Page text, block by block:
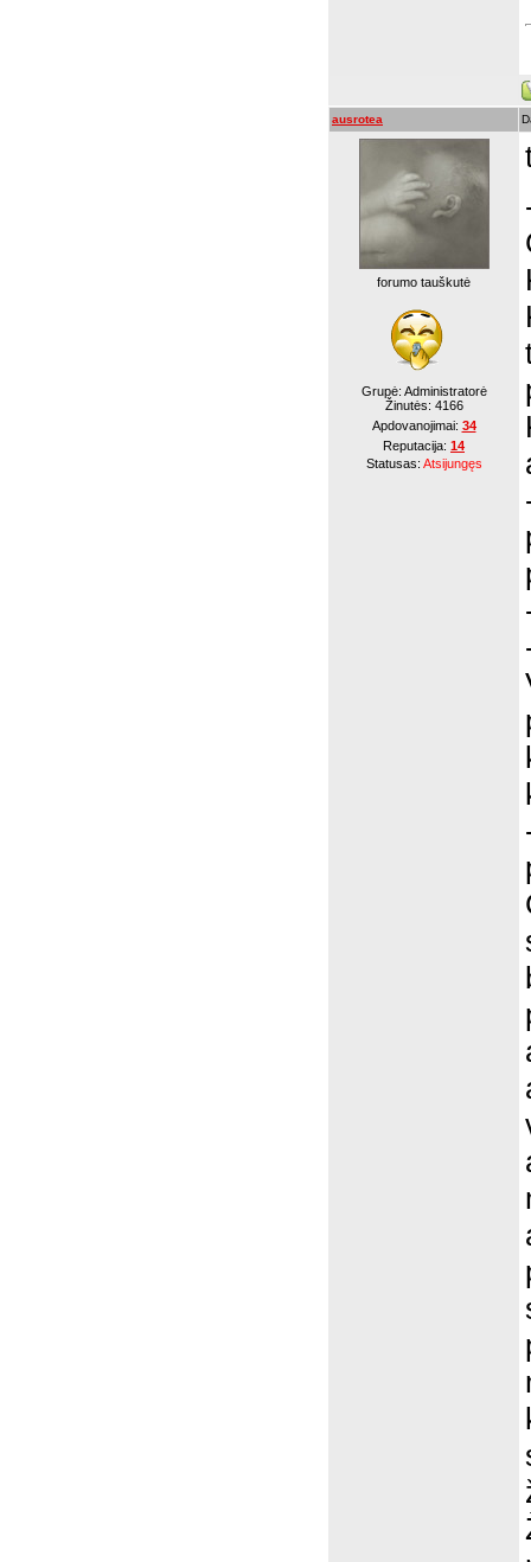
ausrotea
forumo tauškutė
Grupė: Administratorė
Žinutės: 4166
Apdovanojimai: 34
Reputacija: 14
Statusas: Atsijungęs